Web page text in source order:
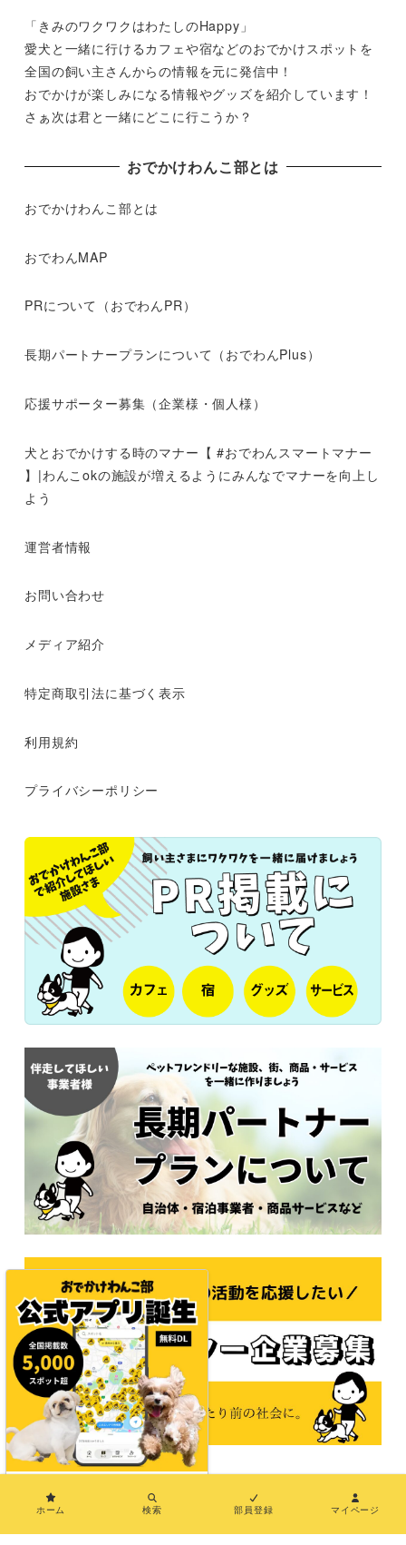
「きみのワクワクはわたしのHappy」
愛犬と一緒に行けるカフェや宿などのおでかけスポットを
全国の飼い主さんからの情報を元に発信中！
おでかけが楽しみになる情報やグッズを紹介しています！
さぁ次は君と一緒にどこに行こうか？
おでかけわんこ部とは
おでかけわんこ部とは
おでわんMAP
PRについて（おでわんPR）
長期パートナープランについて（おでわんPlus）
応援サポーター募集（企業様・個人様）
犬とおでかけする時のマナー【 #おでわんスマートマナー
】|わんこokの施設が増えるようにみんなでマナーを向上し
よう
運営者情報
お問い合わせ
メディア紹介
特定商取引法に基づく表示
利用規約
プライバシーポリシー
© 2021おでかけわんこ部
ホーム 検索 部員登録 マイページ